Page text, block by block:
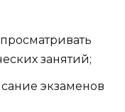
занятий;
экзаменов